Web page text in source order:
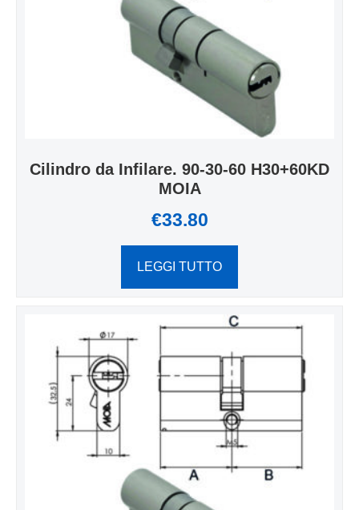
Cilindro da Infilare. 90-30-60 H30+60KD
MOIA
€33.80
LEGGI TUTTO